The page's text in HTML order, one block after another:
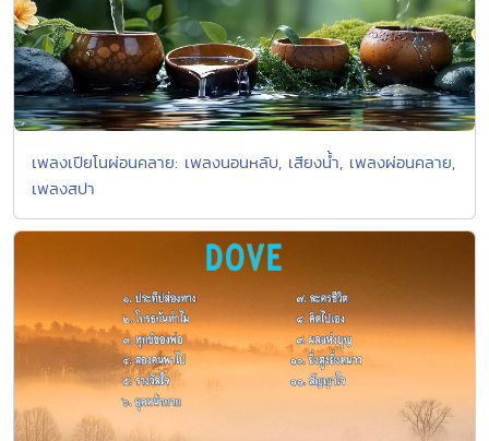
เพลงเปียโนผ่อนคลาย: เพลงนอนหลับ, เสียงน้ำ, เพลงผ่อนคลาย,
เพลงสปา